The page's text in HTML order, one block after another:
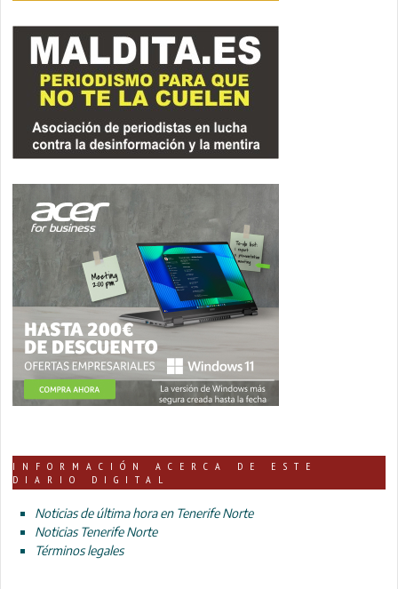
INFORMACIÓN ACERCA DE ESTE
DIARIO DIGITAL
Noticias de última hora en Tenerife Norte
Noticias Tenerife Norte
Términos legales